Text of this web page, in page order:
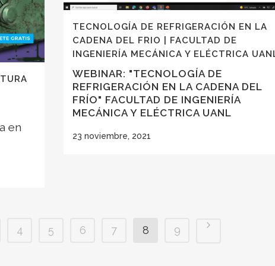
en
TECNOLOGÍA DE REFRIGERACIÓN EN LA
CADENA DEL FRIO | FACULTAD DE
INGENIERÍA MECÁNICA Y ELÉCTRICA
WEBINAR: "TECNOLOGÍA DE
REFRIGERACIÓN EN LA CADENA DEL
FRÍO" FACULTAD DE INGENIERÍA
MECÁNICA Y ELÉCTRICA UANL
23 noviembre, 2021
4 5 6 7 8 9